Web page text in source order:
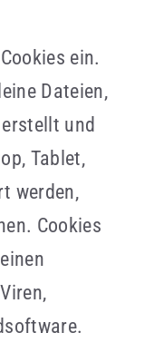
ein.
Dateien,
und
Tablet,
werden,
Cookies